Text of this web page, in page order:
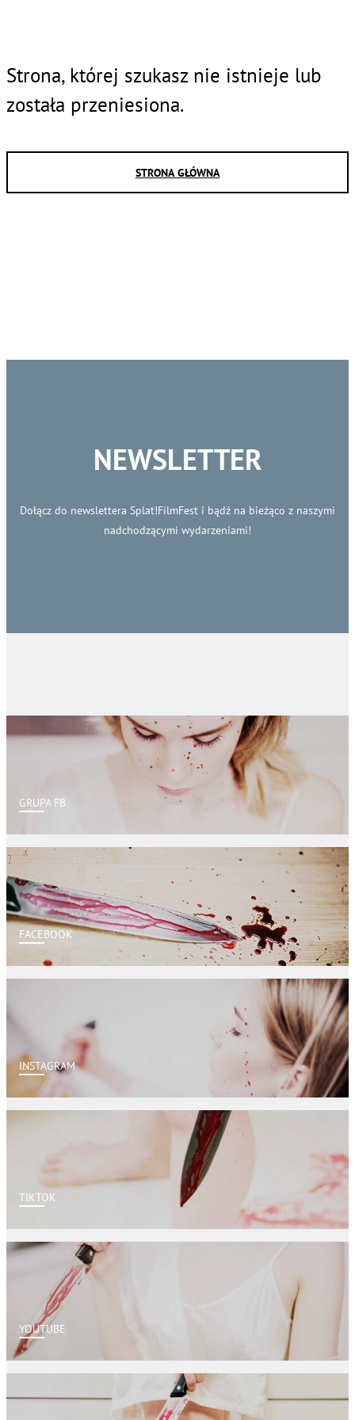
Strona, której szukasz nie istnieje lub
została przeniesiona.
STRONA GŁÓWNA
NEWSLETTER
Dołącz do newslettera Splat!FilmFest i bądź na bieżąco z naszymi
nadchodzącymi wydarzeniami!
GRUPA FB
FACEBOOK
INSTAGRAM
TIKTOK
YOUTUBE